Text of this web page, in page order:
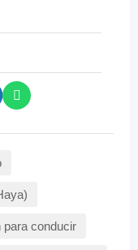
para conducir